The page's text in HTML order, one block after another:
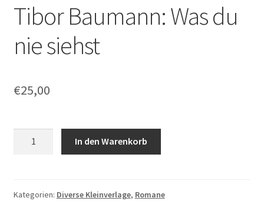
Tibor Baumann: Was du
nie siehst
€25,00
nie
In den Warenkorb
Kategorien: Diverse Kleinverlage, Romane